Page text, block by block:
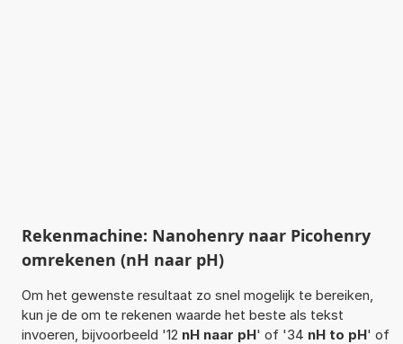
Rekenmachine: Nanohenry naar Picohenry
omrekenen (nH naar pH)
Om het gewenste resultaat zo snel mogelijk te bereiken,
kun je de om te rekenen waarde het beste als tekst
invoeren, bijvoorbeeld '12 nH naar pH' of '34 nH to pH' of